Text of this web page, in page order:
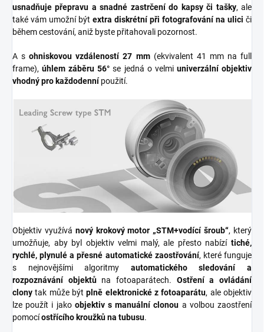
usnadňuje přepravu a snadné zastrčení do kapsy či tašky, ale
také vám umožní být extra diskrétní při fotografování na ulici či
během cestování, aniž byste přitahovali pozornost.
A sohniskovou vzdáleností27 mm(ekvivalent 41 mm na full
frame),úhlem záběru 56° se jedná o velmi univerzální objektiv
vhodný pro každodennípoužití.
Objektiv využívá nový krokový motor „STM+vodící šroub“, který
umožňuje, aby byl objektiv velmi malý, ale přesto nabízí tiché,
rychlé, plynulé a přesné automatické zaostřování, které funguje
s nejnovějšími algoritmy automatického sledování a
rozpoznávání objektůna fotoaparátech. Ostření a ovládání
clony tak může býtplně elektronické z fotoaparátu, ale objektiv
lze použít i jako objektiv s manuální clonou a volbou zaostření
pomocíostřícího kroužků na tubusu.